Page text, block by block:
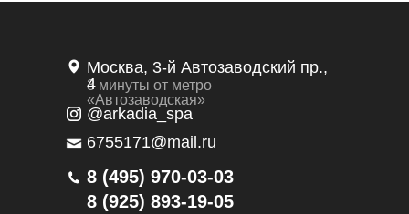
8 (495) 970-03-03
8 (925) 893-19-05
Москва, 3-й Автозаводский пр.,
4
3 минуты от метро
«Автозаводская»
@arkadia_spa
6755171@mail.ru